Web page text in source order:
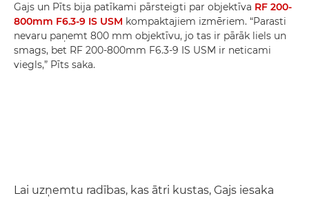
Gajs un Pīts bija patīkami pārsteigti par objektīva RF 200-
800mm F6.3-9 IS USM kompaktajiem izmēriem. “Parasti
nevaru paņemt 800 mm objektīvu, jo tas ir pārāk liels un
smags, bet RF 200-800mm F6.3-9 IS USM ir neticami
viegls,” Pīts saka.
Lai uzņemtu radības, kas ātri kustas, Gajs iesaka